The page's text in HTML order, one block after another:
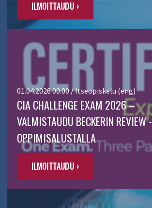
ILMOITTAUDU ›
01.04.2026 00:00 / Itseopiskelu (eng)
CIA CHALLENGE EXAM 2026 –
VALMISTAUDU BECKERIN REVIEW -
OPPIMISALUSTALLA
ILMOITTAUDU ›